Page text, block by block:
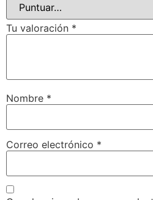
Tu valoración *
Nombre *
Correo electrónico *